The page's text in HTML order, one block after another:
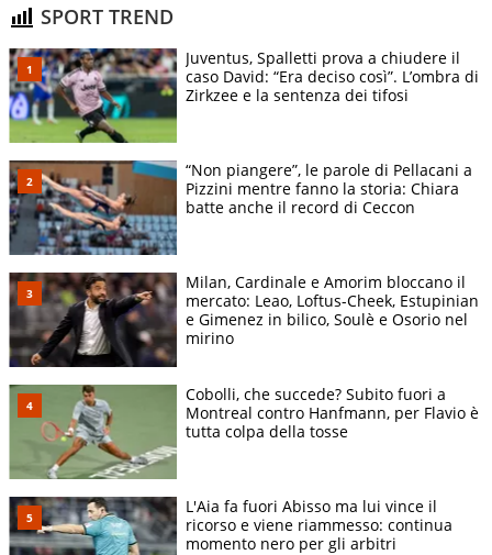
SPORT TREND
Juventus, Spalletti prova a chiudere il
caso David: “Era deciso così”. L’ombra di
Zirkzee e la sentenza dei tifosi
“Non piangere”, le parole di Pellacani a
Pizzini mentre fanno la storia: Chiara
batte anche il record di Ceccon
Milan, Cardinale e Amorim bloccano il
mercato: Leao, Loftus-Cheek, Estupinian
e Gimenez in bilico, Soulè e Osorio nel
mirino
Cobolli, che succede? Subito fuori a
Montreal contro Hanfmann, per Flavio è
tutta colpa della tosse
L'Aia fa fuori Abisso ma lui vince il
ricorso e viene riammesso: continua
momento nero per gli arbitri